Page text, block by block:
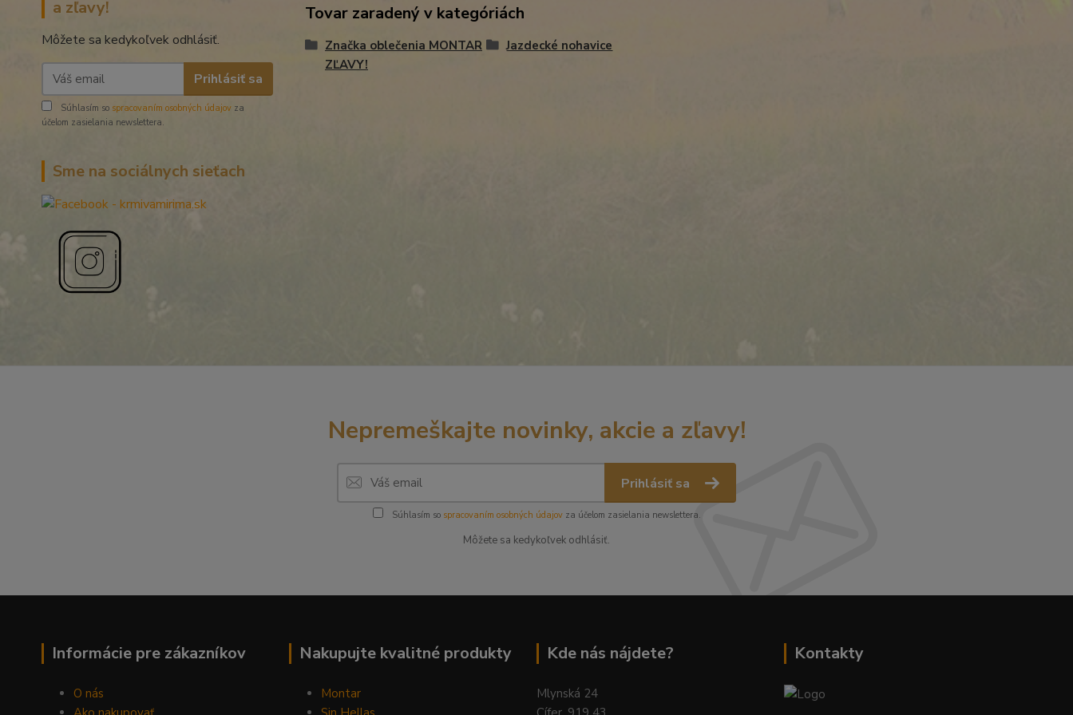
a zľavy!
Môžete sa kedykoľvek odhlásiť.
Prihlásiť sa
Súhlasím so spracovaním osobných údajov za
účelom zasielania newslettera.
Sme na sociálnych sieťach
Tovar zaradený v kategóriách
Značka oblečenia MONTAR
ZĽAVY!
Jazdecké nohavice
Nepremeškajte novinky, akcie a zľavy!
Prihlásiť sa
Súhlasím so spracovaním osobných údajovza účelom zasielania newslettera.
Môžete sa kedykoľvek odhlásiť.
Informácie pre zákazníkov
O nás
Nakupujte kvalitné produkty
Montar
Kde nás nájdete?
Mlynská 24
Kontakty